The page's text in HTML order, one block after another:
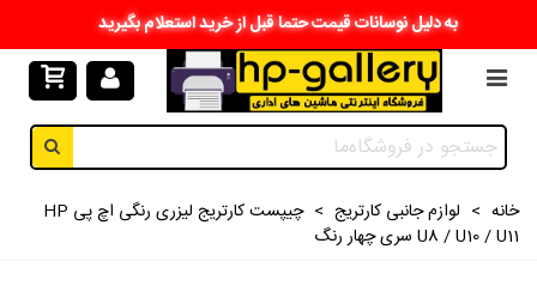
به دلیل نوسانات قیمت حتما قبل از خرید استعلام بگیرید
خانه > لوازم جانبی کارتریج >
چیپست کارتریج لیزری رنگی اچ پی HP
U8 / U10 / U11 سری چهار رنگ